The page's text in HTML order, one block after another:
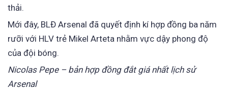
thải.
Mới đây, BLĐ Arsenal đã quyết định kí hợp đồng ba năm
rưỡi với HLV trẻ Mikel Arteta nhằm vực dậy phong độ
của đội bóng.
Nicolas Pepe – bản hợp đồng đắt giá nhất lịch sử
Arsenal